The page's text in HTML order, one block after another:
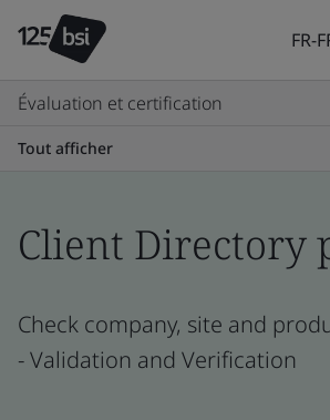
FR-
Évaluation et certification
Tout afficher
Client Directory
Check company, site and
- Validation and Verification